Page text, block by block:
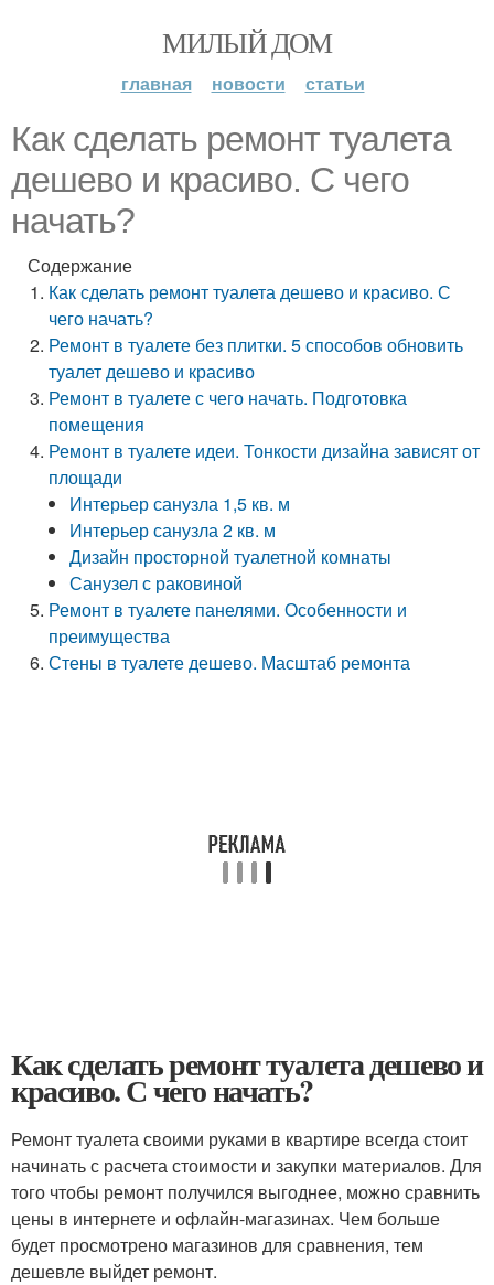
МИЛЫЙ ДОМ
главная новости статьи
Как сделать ремонт туалета
дешево и красиво. С чего
начать?
Содержание
Как сделать ремонт туалета дешево и красиво. С
чего начать?
Ремонт в туалете без плитки. 5 способов обновить
туалет дешево и красиво
Ремонт в туалете с чего начать. Подготовка
помещения
Ремонт в туалете идеи. Тонкости дизайна зависят от
площади
Интерьер санузла 1,5 кв. м
Интерьер санузла 2 кв. м
Дизайн просторной туалетной комнаты
Санузел с раковиной
Ремонт в туалете панелями. Особенности и
преимущества
Стены в туалете дешево. Масштаб ремонта
Как сделать ремонт туалета дешево и
красиво. С чего начать?
Ремонт туалета своими руками в квартире всегда стоит
начинать с расчета стоимости и закупки материалов. Для
того чтобы ремонт получился выгоднее, можно сравнить
цены в интернете и офлайн-магазинах. Чем больше
будет просмотрено магазинов для сравнения, тем
дешевле выйдет ремонт.